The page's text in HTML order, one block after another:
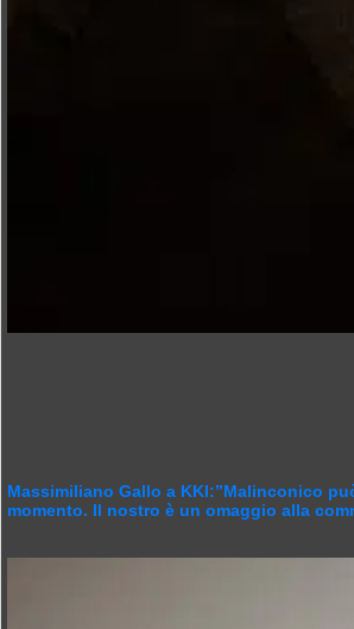
Massimiliano Gallo a KKI:”Malinconico
momento. Il nostro è un omaggio alla